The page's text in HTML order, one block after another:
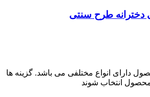
دارای انواع مختلفی می باشد. گزینه ها
انتخاب شوند